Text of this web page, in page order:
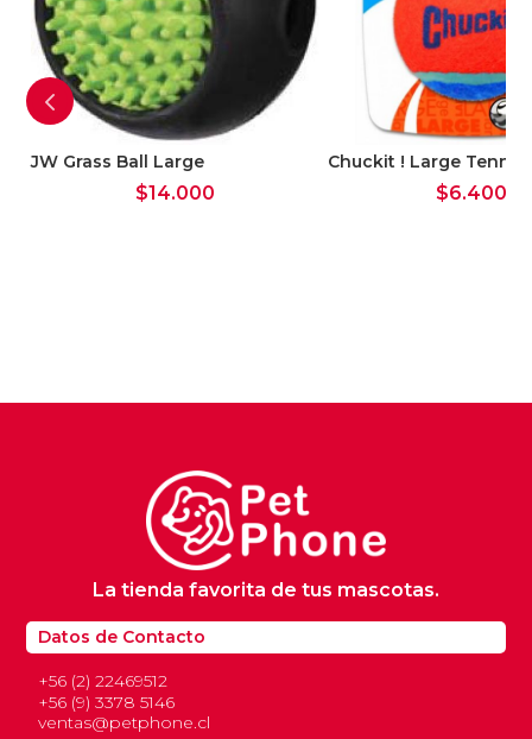
JW Grass Ball Large
$14.000
Chuckit ! Large Tennis
$6.400
Datos de Contacto
+56 (2) 22469512
+56 (9) 3378 5146
ventas@petphone.cl
La tienda favorita de tus mascotas.